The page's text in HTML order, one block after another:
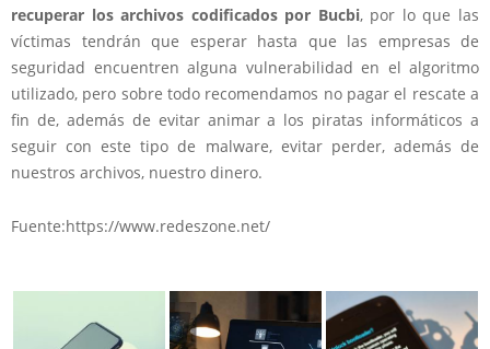
recuperar los archivos codificados por Bucbi, por lo que las
víctimas tendrán que esperar hasta que las empresas de
seguridad encuentren alguna vulnerabilidad en el algoritmo
utilizado, pero sobre todo recomendamos no pagar el rescate a
fin de, además de evitar animar a los piratas informáticos a
seguir con este tipo de malware, evitar perder, además de
nuestros archivos, nuestro dinero.
Fuente:https://www.redeszone.net/